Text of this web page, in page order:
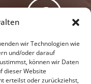
wir Technologien wie
und/oder darauf
können wir Daten
dieser Website
erteilst oder zurückziehst,
Facebook